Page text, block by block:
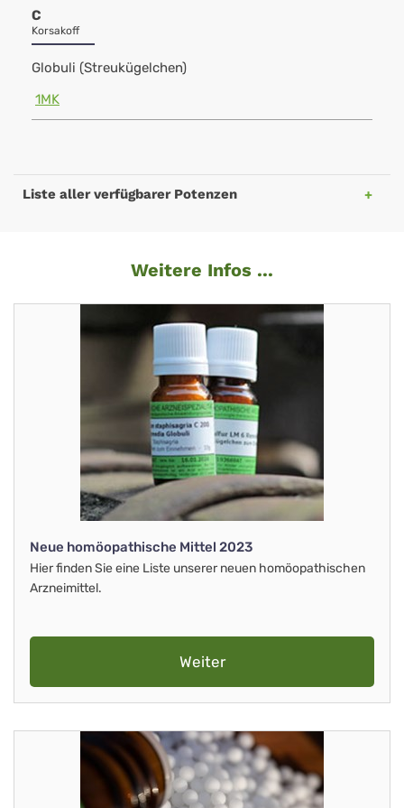
C
Korsakoff
Globuli (Streukügelchen)
1MK
Liste aller verfügbarer Potenzen
Weitere Infos ...
Neue homöopathische Mittel 2023
Hier finden Sie eine Liste unserer neuen homöopathischen
Arzneimittel.
Weiter